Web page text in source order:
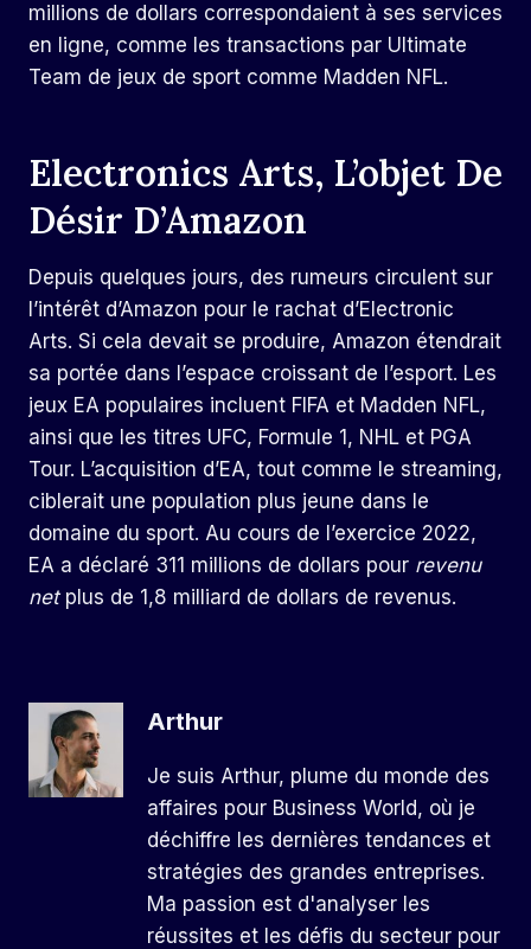
millions de dollars correspondaient à ses services
en ligne, comme les transactions par Ultimate
Team de jeux de sport comme Madden NFL.
Electronics Arts, L’objet De
Désir D’Amazon
Depuis quelques jours, des rumeurs circulent sur
l’intérêt d’Amazon pour le rachat d’Electronic
Arts. Si cela devait se produire, Amazon étendrait
sa portée dans l’espace croissant de l’esport. Les
jeux EA populaires incluent FIFA et Madden NFL,
ainsi que les titres UFC, Formule 1, NHL et PGA
Tour. L’acquisition d’EA, tout comme le streaming,
ciblerait une population plus jeune dans le
domaine du sport. Au cours de l’exercice 2022,
EA a déclaré 311 millions de dollars pour revenu
netplus de 1,8 milliard de dollars de revenus.
Arthur
Je suis Arthur, plume du monde des
affaires pour Business World, où je
déchiffre les dernières tendances et
stratégies des grandes entreprises.
Ma passion est d'analyser les
réussites et les défis du secteur pour